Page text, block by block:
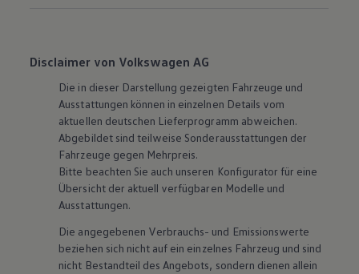
Disclaimer von Volkswagen AG
Die in dieser Darstellung gezeigten Fahrzeuge und
Ausstattungen können in einzelnen Details vom
aktuellen deutschen Lieferprogramm abweichen.
Abgebildet sind teilweise Sonderausstattungen der
Fahrzeuge gegen Mehrpreis.
Bitte beachten Sie auch unseren Konfigurator für eine
Übersicht der aktuell verfügbaren Modelle und
Ausstattungen.
Die angegebenen Verbrauchs- und Emissionswerte
beziehen sich nicht auf ein einzelnes Fahrzeug und sind
nicht Bestandteil des Angebots, sondern dienen allein